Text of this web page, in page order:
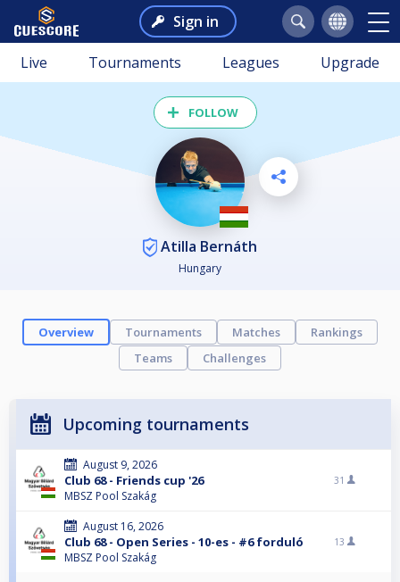
Sign in
Live Tournaments Leagues Upgrade
FOLLOW
Atilla Bernáth
Hungary
Overview Tournaments Matches
Rankings
Teams
Challenges
Upcoming tournaments
August 9, 2026
Club 68 - Friends cup '26
MBSZ Pool Szakág
31
August 16, 2026
Club 68 - Open Series - 10-es - #6 forduló
MBSZ Pool Szakág
13